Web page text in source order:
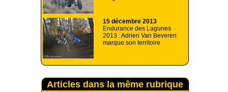
15 décembre 2013
Endurance des Lagunes
2013 : Adrien Van Beveren
marque son territoire
Articles dans la même rubrique